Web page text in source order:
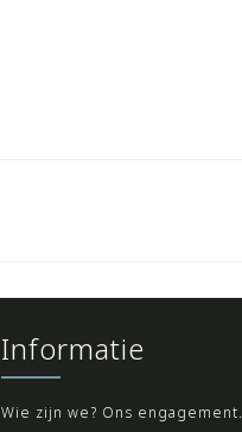
Informatie
Wie zijn we? Ons engagement.